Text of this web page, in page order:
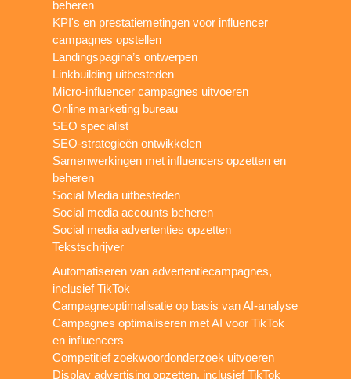
beheren
KPI's en prestatiemetingen voor influencer
campagnes opstellen
Landingspagina’s ontwerpen
Linkbuilding uitbesteden
Micro-influencer campagnes uitvoeren
Online marketing bureau
SEO specialist
SEO-strategieën ontwikkelen
Samenwerkingen met influencers opzetten en
beheren
Social Media uitbesteden
Social media accounts beheren
Social media advertenties opzetten
Tekstschrijver
Automatiseren van advertentiecampagnes,
inclusief TikTok
Campagneoptimalisatie op basis van AI-analyse
Campagnes optimaliseren met AI voor TikTok
en influencers
Competitief zoekwoordonderzoek uitvoeren
Display advertising opzetten, inclusief TikTok